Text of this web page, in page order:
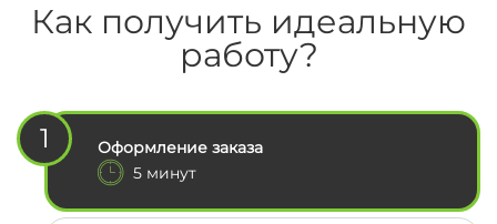
Как получить идеальную
работу?
1
Оформление заказа
5 минут